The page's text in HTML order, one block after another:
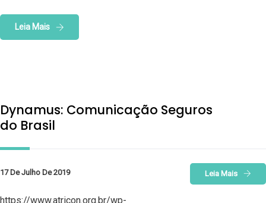
Leia Mais
Dynamus: Comunicação Seguros
do Brasil
17 De Julho De 2019 Leia Mais
https://www.atricon.org.br/wp-